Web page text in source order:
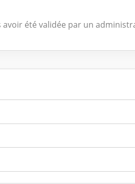
été validée par un